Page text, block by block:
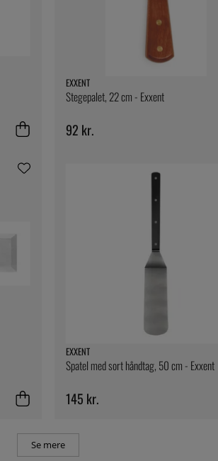
EXXENT
Stegepalet, 22 cm - Exxent
92 kr.
EXXENT
Spatel med sort håndtag, 50 cm - Exxent
145 kr.
Se mere